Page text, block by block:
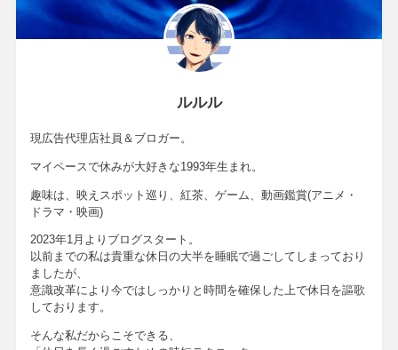
ルルル
現広告代理店社員＆ブロガー。
マイペースで休みが大好きな1993年生まれ。
趣味は、映えスポット巡り、紅茶、ゲーム、動画鑑賞(アニメ・
ドラマ・映画)
2023年1月よりブログスタート。
以前までの私は貴重な休日の大半を睡眠で過ごしてしまっており
ましたが、
意識改革により今ではしっかりと時間を確保した上で休日を謳歌
しております。
そんな私だからこそできる、